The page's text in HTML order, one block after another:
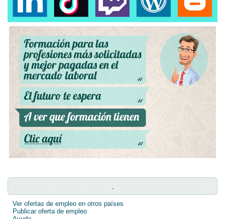
.
Ver ofertas de empleo en otros países
Publicar oferta de empleo